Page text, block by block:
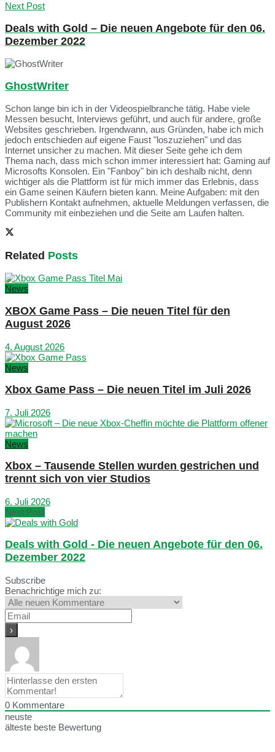
Next Post
Deals with Gold – Die neuen Angebote für den 06.
Dezember 2022
GhostWriter
Schon lange bin ich in der Videospielbranche tätig. Habe viele
Messen besucht, Interviews geführt, und auch für andere, große
Websites geschrieben. Irgendwann, aus Gründen, habe ich mich
jedoch entschieden auf eigene Faust "loszuziehen" und das
Internet unsicher zu machen. Mit dieser Seite gehe ich dem
Thema nach, dass mich schon immer interessiert hat: Gaming auf
Microsofts Konsolen. Ein "Fanboy" bin ich deshalb nicht, denn
wichtiger als die Plattform ist für mich immer das Erlebnis, dass
ein Game seinen Käufern bieten kann. Meine Aufgaben: mit den
Publishern Kontakt aufnehmen, aktuelle Meldungen verfassen, die
Community mit einbeziehen und die Seite am Laufen halten.
Related Posts
News
XBOX Game Pass – Die neuen Titel für den
August 2026
4. August 2026
News
Xbox Game Pass – Die neuen Titel im Juli 2026
7. Juli 2026
News
Xbox – Tausende Stellen wurden gestrichen und
trennt sich von vier Studios
6. Juli 2026
Next Post
Deals with Gold - Die neuen Angebote für den 06.
Dezember 2022
Subscribe
Benachrichtige mich zu:
0 Kommentare
neuste
älteste beste Bewertung